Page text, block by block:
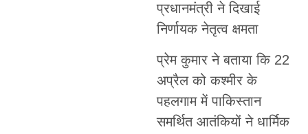
प्रधानमंत्री ने दिखाई
निर्णायक नेतृत्व क्षमता
प्रेम कुमार ने बताया कि 22
अप्रैल को कश्मीर के
पहलगाम में पाकिस्तान
समर्थित आतंकियों ने धार्मिक